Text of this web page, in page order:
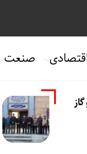
صنعت